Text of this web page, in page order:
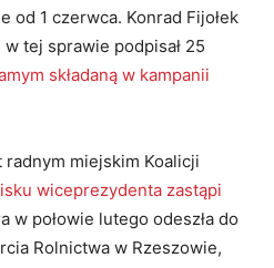
od 1 czerwca. Konrad Fijołek
tej sprawie podpisał 25
składaną w kampanii
miejskim Koalicji
wiceprezydenta zastąpi
w połowie lutego odeszła do
Rolnictwa w Rzeszowie,